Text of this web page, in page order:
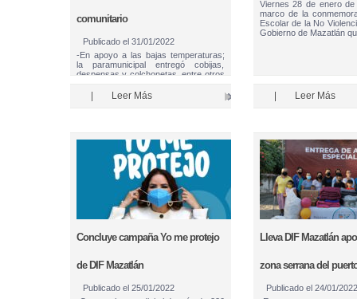
comunitario
Publicado el 31/01/2022
-En apoyo a las bajas temperaturas;
la paramunicipal entregó cobijas,
despensas y colchonetas, entre otros
de la sindicatura. Mazatlán, Sinaloa,
31 de ene. de 22.- Atendiendo a la
| Leer Más
Viernes 28 de enero
marco de la
Escolar de la No
Gobierno de Mazatlán
| Leer Más
Concluye campaña Yo me protejo
de DIF Mazatlán
Publicado el 25/01/2022
Lleva DIF Mazatlán
zona serrana del
Publicado el 24/01/2022